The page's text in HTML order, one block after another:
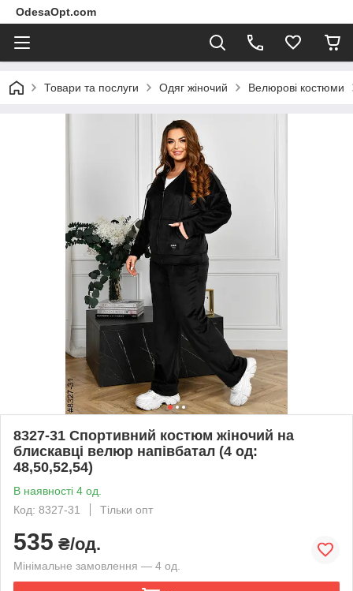
OdesaOpt.com
Товари та послуги Одяг жіночий Велюрові костюми
8327-31 Спортивний костюм жіночий на
блискавці велюр напівбатал (4 од:
48,50,52,54)
В наявності 4 од.
Код: 8327-31
Тільки опт
535 ₴/од.
Мінімальне замовлення — 4 од.